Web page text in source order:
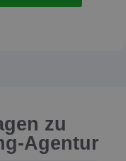
zu
Agentur